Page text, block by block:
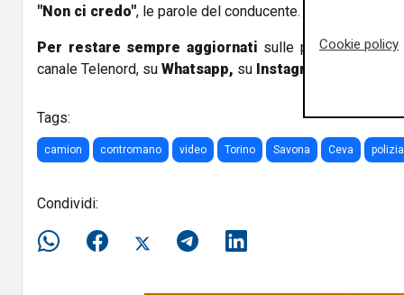
"Non ci credo", le parole del conducente.
Per restare sempre aggiornati sulle principali
canale Telenord, su Whatsapp, su Instagram
Tags:
camion contromano video Torino Savona Ceva
Condividi:
Cookie policy